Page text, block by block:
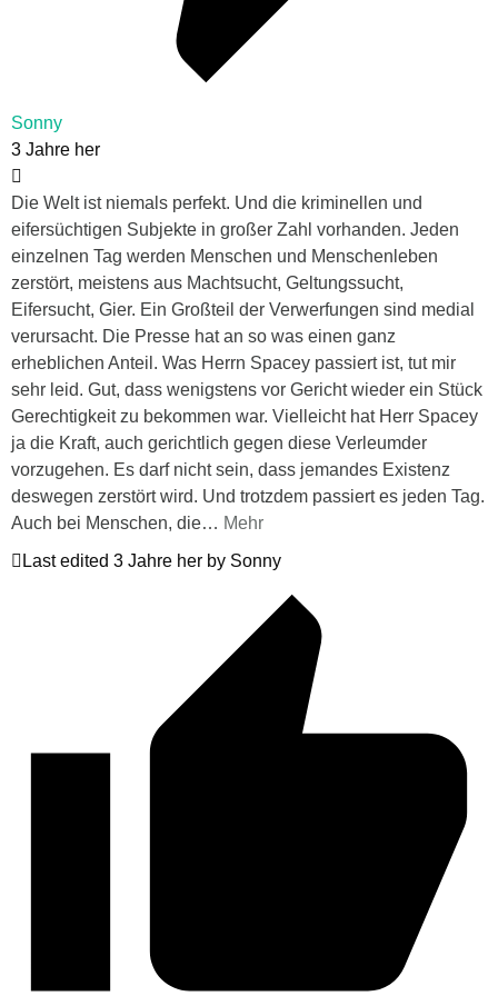
Sonny
3 Jahre her
Die Welt ist niemals perfekt. Und die kriminellen und
eifersüchtigen Subjekte in großer Zahl vorhanden. Jeden
einzelnen Tag werden Menschen und Menschenleben
zerstört, meistens aus Machtsucht, Geltungssucht,
Eifersucht, Gier. Ein Großteil der Verwerfungen sind medial
verursacht. Die Presse hat an so was einen ganz
erheblichen Anteil. Was Herrn Spacey passiert ist, tut mir
sehr leid. Gut, dass wenigstens vor Gericht wieder ein Stück
Gerechtigkeit zu bekommen war. Vielleicht hat Herr Spacey
ja die Kraft, auch gerichtlich gegen diese Verleumder
vorzugehen. Es darf nicht sein, dass jemandes Existenz
deswegen zerstört wird. Und trotzdem passiert es jeden Tag.
Auch bei Menschen, die… Mehr
Last edited 3 Jahre her by Sonny